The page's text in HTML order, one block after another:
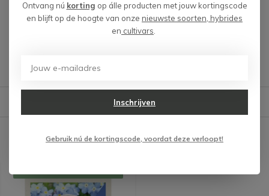
geschreven over dit product.
Verzending & verzorging producten
Ontvang nú korting op álle producten met jouw kortingscode
en blijft op de hoogte van onze nieuwste soorten, hybrides
en cultivars
Inschrijven
Gebruik nú de kortingscode, voordat deze verloopt!